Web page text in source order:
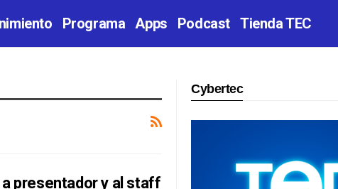
Programa Apps Podcast Tienda TEC
presentador y al staff
Cybertec